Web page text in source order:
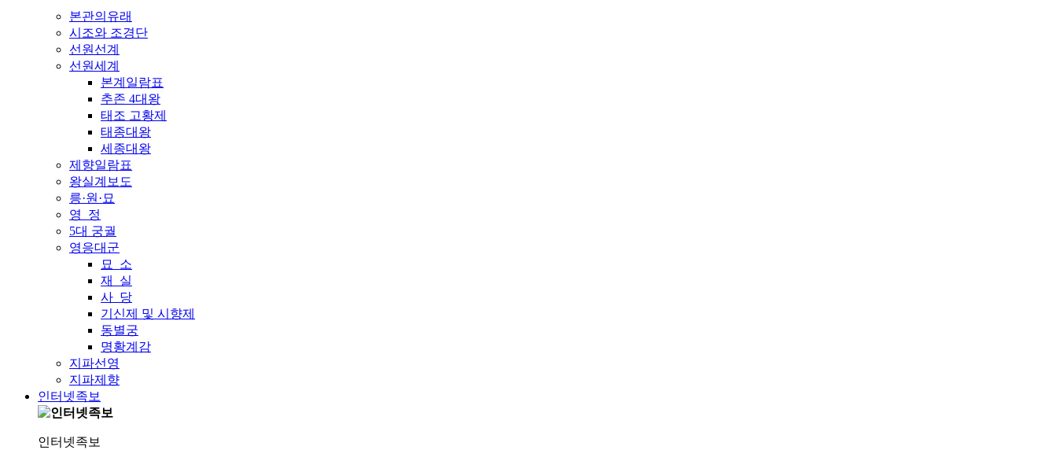
본관의유래
시조와 조경단
선원선계
선원세계
본계일람표
추존 4대왕
태조 고황제
태종대왕
세종대왕
제향일람표
왕실계보도
릉·원·묘
영 정
5대 궁궐
영응대군
묘 소
재 실
사 당
기신제 및 시향제
동별궁
명황계감
지파선영
지파제향
인터넷족보
인터넷족보